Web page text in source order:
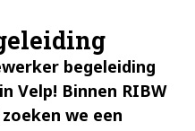
begeleiding
Velp! Binnen RIBW
we een